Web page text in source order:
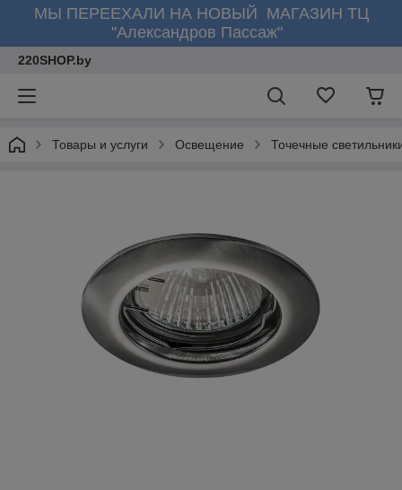
МЫ ПЕРЕЕХАЛИ НА НОВЫЙ МАГАЗИН ТЦ
"Александров Пассаж"
220SHOP.by
Товары и услуги Освещение Точечные